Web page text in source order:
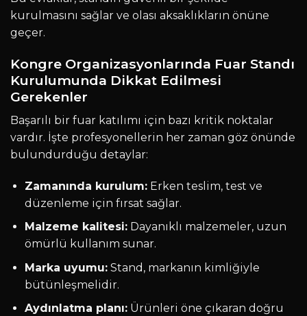
kurulmasını sağlar ve olası aksaklıkların önüne
geçer.
Kongre Organizasyonlarında Fuar Standı
Kurulumunda Dikkat Edilmesi
Gerekenler
Başarılı bir fuar katılımı için bazı kritik noktalar
vardır. İşte profesyonellerin her zaman göz önünde
bulundurduğu detaylar:
Zamanında kurulum:Erken teslim, test ve
düzenleme için fırsat sağlar.
Malzeme kalitesi:Dayanıklı malzemeler, uzun
ömürlü kullanım sunar.
Marka uyumu:Stand, markanın kimliğiyle
bütünleşmelidir.
Aydınlatma planı:Ürünleri öne çıkaran doğru